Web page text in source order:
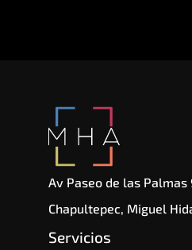
Av Paseo de las Palmas
Chapultepec, Miguel
Servicios